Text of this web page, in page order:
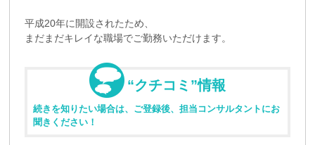
平成20年に開設されたため、
まだまだキレイな職場でご勤務いただけます。
“クチコミ”情報
続きを知りたい場合は、ご登録後、担当コンサルタントにお
聞きください！